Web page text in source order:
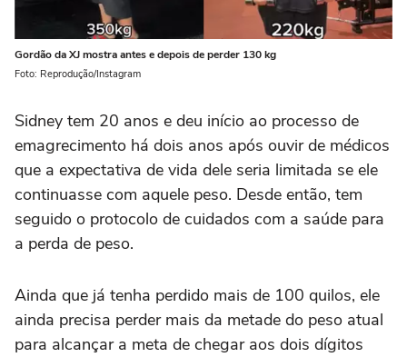
Gordão da XJ mostra antes e depois de perder 130 kg
Foto: Reprodução/Instagram
Sidney tem 20 anos e deu início ao processo de
emagrecimento há dois anos após ouvir de médicos
que a expectativa de vida dele seria limitada se ele
continuasse com aquele peso. Desde então, tem
seguido o protocolo de cuidados com a saúde para
a perda de peso.
Ainda que já tenha perdido mais de 100 quilos, ele
ainda precisa perder mais da metade do peso atual
para alcançar a meta de chegar aos dois dígitos